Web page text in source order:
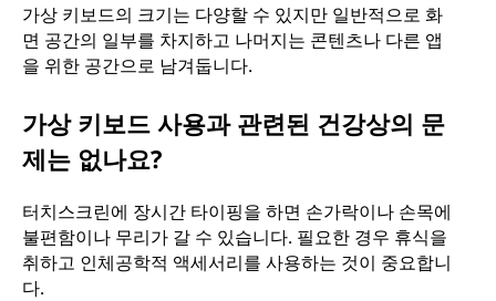
가상 키보드의 크기는 다양할 수 있지만 일반적으로 화
면 공간의 일부를 차지하고 나머지는 콘텐츠나 다른 앱
을 위한 공간으로 남겨둡니다.
가상 키보드 사용과 관련된 건강상의 문
제는 없나요?
터치스크린에 장시간 타이핑을 하면 손가락이나 손목에
불편함이나 무리가 갈 수 있습니다. 필요한 경우 휴식을
취하고 인체공학적 액세서리를 사용하는 것이 중요합니
다.